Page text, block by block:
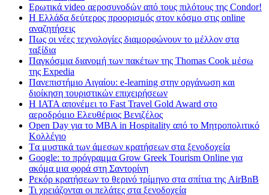
Eρωτικά video αεροσυνοδών από τους πιλότους της Condor!
Η Ελλάδα δεύτερος προορισμός στον κόσμο στις online
αναζητήσεις
Πως οι νέες τεχνολογίες διαμορφώνουν το μέλλον στα
ταξίδια
Παγκόσμια διανομή των πακέτων της Thomas Cook μέσω
της Expedia
Πανεπιστήμιο Αιγαίου: e-learning στην οργάνωση και
διοίκηση τουριστικών επιχειρήσεων
Η IATA απονέμει το Fast Travel Gold Award στο
αεροδρόμιο Ελευθέριος Βενιζέλος
Open Day για το MBA in Hospitality από το Μητροπολιτικό
Κολλέγιο
Tα μυστικά των άμεσων κρατήσεων στα ξενοδοχεία
Google: το πρόγραμμα Grow Greek Tourism Online για
ακόμα μια φορά στη Σαντορίνη
Ρεκόρ κρατήσεων το θερινό τρίμηνο στα σπίτια της AirBnB
Τι χρειάζονται οι πελάτες στα ξενοδοχεία